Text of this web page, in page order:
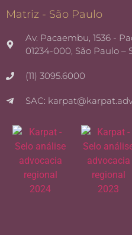
Matriz - São Paulo
Av. Pacaembu, 1536 -
01234-000, São Paulo –
(11) 3095.6000
SAC: